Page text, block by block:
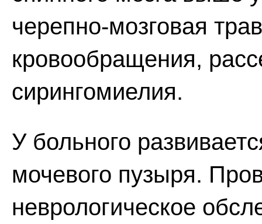
черепно-мозговая
кровообращения,
сирингомиелия.
У больного
мочевого пузыря.
неврологическое